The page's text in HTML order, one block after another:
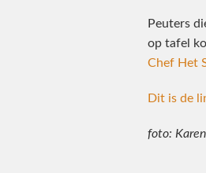
Peuters
op tafel
Chef Het
Dit is de
foto: